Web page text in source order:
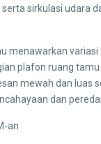
sirkulasi udara
menawarkan variasi
plafon ruang
mewah dan luas
dan
an